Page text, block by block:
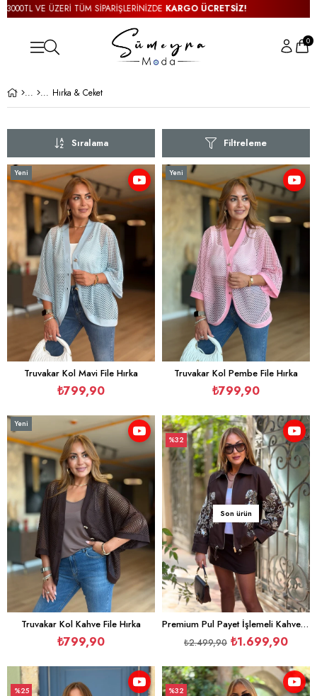
SİPARİŞLERİNİZDEKARGO ÜCRETSİZ! 3000TL VE ÜZERİ
0
Hırka & Ceket
Filtreleme
Sıralama
Truvakar Kol Mavi File Hırka
₺799,90
Yeni
Ürün
Truvakar Kol Pembe File Hırka
₺799,90
Yeni
Ürün
Truvakar Kol Kahve File Hırka
₺799,90
Yeni
Ürün
Son ürün
Premium Pul Payet İşlemeli Kahve Gabardin Ceket
₺1.699,90
₺2.499,90
%32
İndirim
%32İndirim
%25
%32